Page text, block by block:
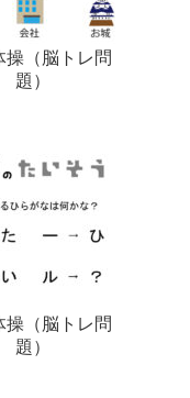
操（脳トレ問
題）
操（脳トレ問
題）